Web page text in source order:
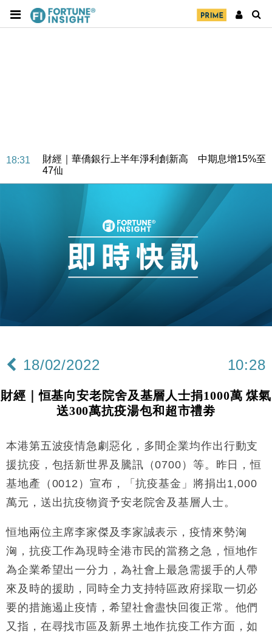
18:31
財經｜華僑銀行上半年淨利創新高 中期息增15%至
47仙
財經｜滙豐上調香港今年GDP預測至4.5% 看好貿易
及消費表現
本地｜假冒內地執法人員要求交「保證金」 43歲女子
損失近6900萬元
財經｜日經失守6.5萬點後回穩 全周仍升近2%
15:47
財經｜恒隆10月換帥 玩具「反」斗城亞洲CEO蔡德
財經｜韓股反覆波動收跌 連挫7周創逾3年最長跌勢
12:44
財經｜日本春季三度入市撐日圓 4月單日斥6.28萬億
11:12
國際｜特朗普料美伊戰事快結束 承認部分彈藥庫存緊
司
18:31
財經｜華僑銀行上半年淨利創新高 中期息增15%至
及消費表現
16:47
損失近6900萬元
16:05
財經｜日經失守6.5萬點後回穩 全周仍升近2%
15:47
財經｜恒隆10月換帥 玩具「反」斗城亞洲CEO蔡德
粦接任
15:11
財經｜韓股反覆波動收跌 連挫7周創逾3年最長跌勢
18/02/2022 10:28
財經｜恒基向安老院舍及基層人士捐1000萬 煤氣
送300萬抗疫湯包和超市禮劵
本港第五波疫情急劇惡化，多間企業均作出行動支
援抗疫，包括新世界及騰訊（0700）等。昨日，恒
基地產（0012）宣布，「抗疫基金」將捐出1,000
萬元，送出抗疫物資予安老院舍及基層人士。
恒地兩位主席李家傑及李家誠表示，疫情來勢洶
洶，抗疫工作為現時全港市民的當務之急，恒地作
為企業希望出一分力，為社會上最急需援手的人帶
來及時的援助，同時全力支持特區政府採取一切必
要的措施遏止疫情，希望社會盡快回復正常。他們
又指，在尋找市區及新界土地作抗疫工作方面，如